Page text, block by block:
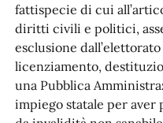
fattispecie di cui
diritti civili e politici,
esclusione
licenziamento,
una Pubblica
impiego statale per